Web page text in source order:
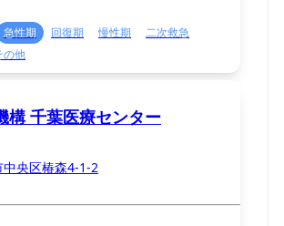
急性期 回復期 慢性期
二次救急
の他
構 千葉医療センター
央区椿森4-1-2